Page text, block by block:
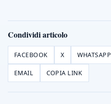
Condividi articolo
FACEBOOK X WHATSAPP
EMAIL COPIA LINK